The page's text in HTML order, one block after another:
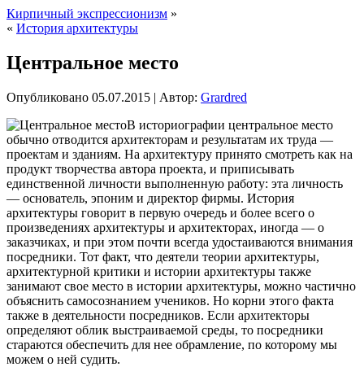
Кирпичный экспрессионизм »
« История архитектуры
Центральное место
Опубликовано 05.07.2015 | Автор: Grardred
В историографии центральное место
обычно отводится архитекторам и результатам их труда —
проектам и зданиям. На архитектуру принято смотреть как на
продукт творчества автора проекта, и приписывать
единственной личности выполненную работу: эта личность
— основатель, эпоним и директор фирмы. История
архитектуры говорит в первую очередь и более всего о
произведениях архитектуры и архитекторах, иногда — о
заказчиках, и при этом почти всегда удостаиваются внимания
посредники. Тот факт, что деятели теории архитектуры,
архитектурной критики и истории архитектуры также
занимают свое место в истории архитектуры, можно частично
объяснить самосознанием учеников. Но корни этого факта
также в деятельности посредников. Если архитекторы
определяют облик выстраиваемой среды, то посредники
стараются обеспечить для нее обрамление, по которому мы
можем о ней судить.